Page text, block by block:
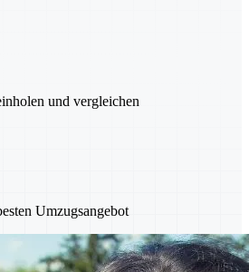
und vergleichen
Umzugsangebot